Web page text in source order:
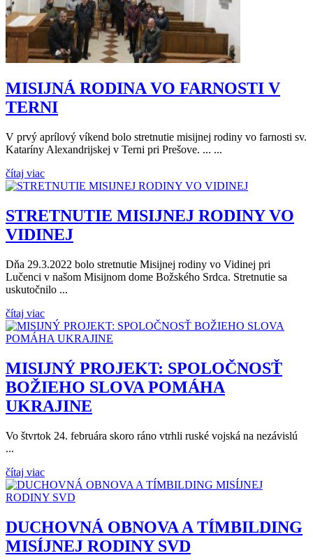
MISIJNÁ RODINA VO FARNOSTI V
TERNI
V prvý aprílový víkend bolo stretnutie misijnej rodiny vo farnosti sv.
Kataríny Alexandrijskej v Terni pri Prešove. ... ...
čítaj viac
STRETNUTIE MISIJNEJ RODINY VO
VIDINEJ
Dňa 29.3.2022 bolo stretnutie Misijnej rodiny vo Vidinej pri
Lučenci v našom Misijnom dome Božského Srdca. Stretnutie sa
uskutočnilo ...
čítaj viac
MISIJNÝ PROJEKT: SPOLOČNOSŤ
BOŽIEHO SLOVA POMÁHA
UKRAJINE
Vo štvrtok 24. februára skoro ráno vtrhli ruské vojská na nezávislú
...
čítaj viac
DUCHOVNÁ OBNOVA A TÍMBILDING
MISÍJNEJ RODINY SVD